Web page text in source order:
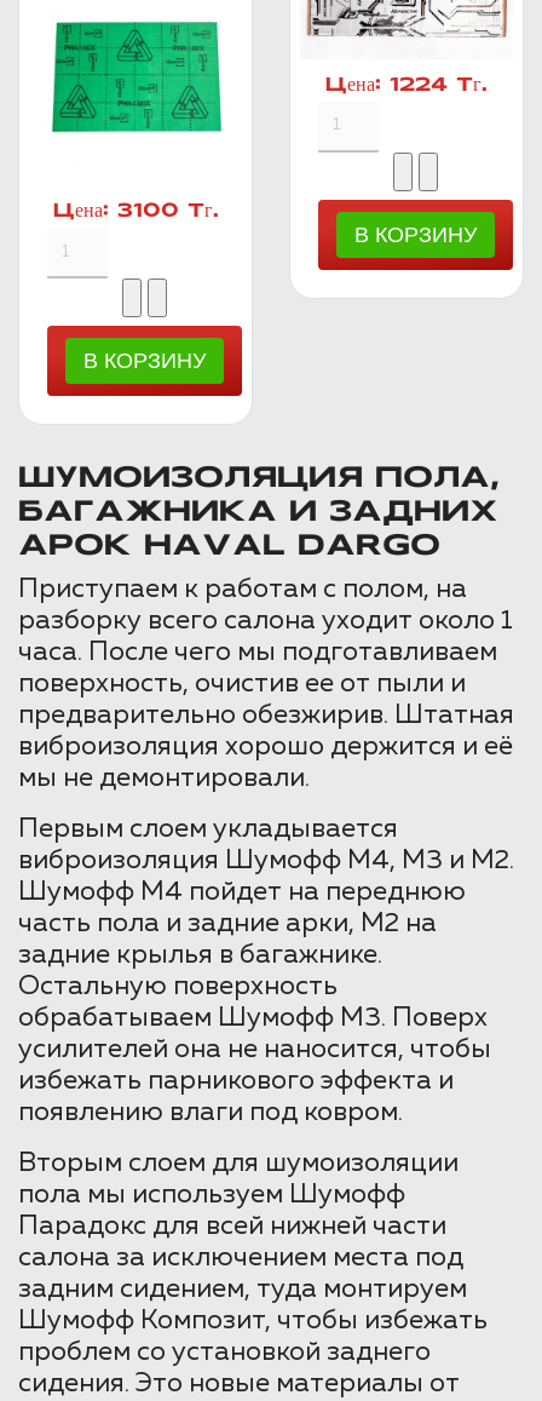
Цена: 3100 Тг.
Цена: 1224 Тг.
ШУМОИЗОЛЯЦИЯ ПОЛА,
БАГАЖНИКА И ЗАДНИХ
АРОК HAVAL DARGO
Приступаем к работам с полом, на
разборку всего салона уходит около 1
часа. После чего мы подготавливаем
поверхность, очистив ее от пыли и
предварительно обезжирив. Штатная
виброизоляция хорошо держится и её
мы не демонтировали.
Первым слоем укладывается
виброизоляция Шумофф М4, М3 и М2.
Шумофф М4 пойдет на переднюю
часть пола и задние арки, М2 на
задние крылья в багажнике.
Остальную поверхность
обрабатываем Шумофф М3. Поверх
усилителей она не наносится, чтобы
избежать парникового эффекта и
появлению влаги под ковром.
Вторым слоем для шумоизоляции
пола мы используем Шумофф
Парадокс для всей нижней части
салона за исключением места под
задним сидением, туда монтируем
Шумофф Композит, чтобы избежать
проблем со установкой заднего
сидения. Это новые материалы от